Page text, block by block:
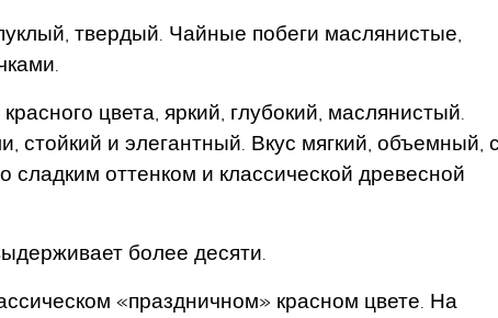
твердый. Чайные побеги маслянистые,
цвета, яркий, глубокий, маслянистый.
стойкий и элегантный. Вкус мягкий, объемный,
сладким оттенком и классической древесной
более десяти.
«праздничном» красном цвете. На